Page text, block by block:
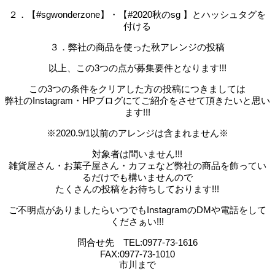
２．【#sgwonderzone】・【#2020秋のsg 】とハッシュタグを
付ける
３．弊社の商品を使った秋アレンジの投稿
以上、この3つの点が募集要件となります!!!
この3つの条件をクリアした方の投稿につきましては
弊社のInstagram・HPブログにてご紹介をさせて頂きたいと思い
ます!!!
※2020.9/1以前のアレンジは含まれません※
対象者は問いません!!!
雑貨屋さん・お菓子屋さん・カフェなど弊社の商品を飾ってい
るだけでも構いませんので
たくさんの投稿をお待ちしております!!!
ご不明点がありましたらいつでもInstagramのDMや電話をして
くださぁい!!!
問合せ先 TEL:0977-73-1616
FAX:0977-73-1010
市川まで